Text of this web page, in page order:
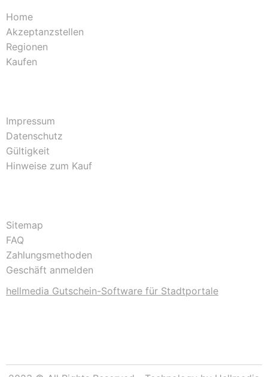
Home
Akzeptanzstellen
Regionen
Kaufen
Impressum
Datenschutz
Gültigkeit
Hinweise zum Kauf
Sitemap
FAQ
Zahlungsmethoden
Geschäft anmelden
hellmedia Gutschein-Software für Stadtportale